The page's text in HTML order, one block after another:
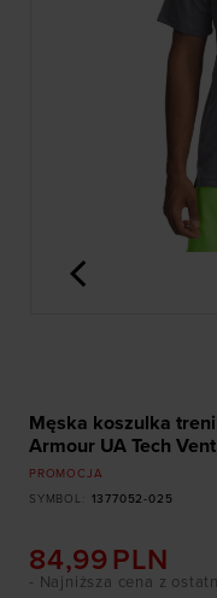
<
Męska koszulka
Armour UA Tech
PROMOCJA
SYMBOL
1377052-025
84,99 PLN
- Najniższa cena z